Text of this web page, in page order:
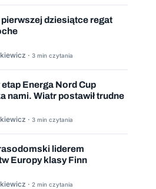
dziesiątce regat
· 3 min czytania
Energa Nord Cup
nami. Wiatr postawił trudne
· 3 min czytania
liderem
Europy klasy Finn
· 2 min czytania